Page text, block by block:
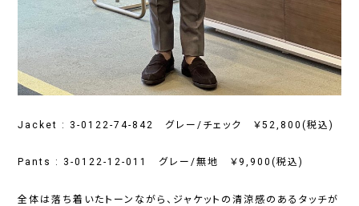
Jacket : 3-0122-74-842 グレー/チェック ￥52,800(税込)
Pants : 3-0122-12-011 グレー/無地 ￥9,900(税込)
全体は落ち着いたトーンながら、ジャケットの清涼感のあるタッチが